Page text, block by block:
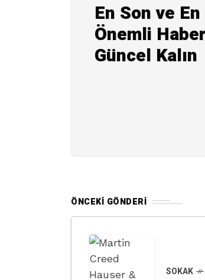
En Son ve En
Önemli
Güncel Kalın
ÖNCEKI GÖNDERI
SOKAK